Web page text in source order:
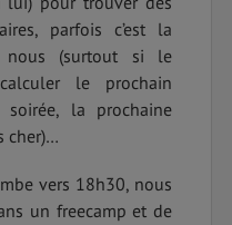
parfois c’est la
nous (surtout si le
le prochain
la prochaine
cher)…
vers 18h30, nous
un freecamp et de